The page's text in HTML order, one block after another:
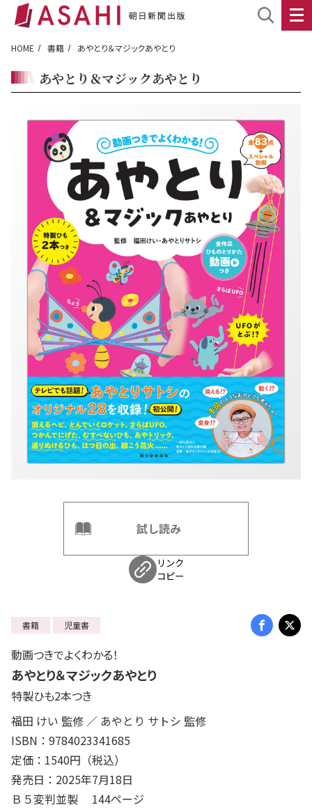
HOME 書籍 あやとり＆マジックあやとり
あやとり＆マジックあやとり
試し読み
リンク
コピー
書籍 児童書
動画つきでよくわかる！
あやとり＆マジックあやとり
特製ひも2本つき
福田 けい 監修 ／ あやとり サトシ 監修
ISBN：9784023341685
定価：1540円（税込）
発売日：2025年7月18日
Ｂ５変判並製 144ページ